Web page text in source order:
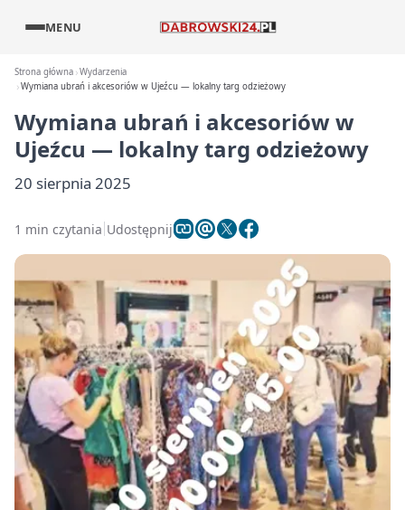
MENU
Strona główna Wydarzenia
Wymiana ubrań i akcesoriów w Ujeźcu — lokalny targ odzieżowy
Wymiana ubrań i akcesoriów w
Ujeźcu — lokalny targ odzieżowy
20 sierpnia 2025
1 min czytania Udostępnij